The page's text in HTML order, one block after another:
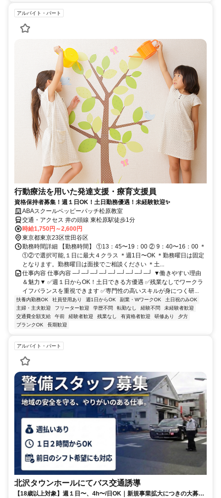
アルバイト・パート
行動療法を用いた発達支援・療育支援員
資格保持者募集！週１日OK！土日勤務優遇！未経験歓迎✨
ABAスクールペッピーパッチ松原教室
交通・アクセス 井の頭線 東松原駅徒歩1分
時給1,750円～2,600円
東京都東京23区世田谷区
勤務時間詳細 【勤務時間】 ①13：45〜19：00 ② 9：40〜16：00 ＊
①②で選択可能,１日に最大４クラス ＊週1日〜OK ＊勤務曜日は固定
となります。勤務曜日は面接でご相談ください ＊土...
仕事内容 仕事内容 ─┘─┘─┘─┘─┘─┘─┘─┘─┘ ▼働きやすい理由
＆魅力▼ ✅週１日からOK！土日できる方優遇 ✅残業なしでワークラ
イフバランスを重視できます ✅専門性の高いスキルが身につく研...
扶養内勤務OK 社員登用あり 週1日からOK 副業・WワークOK
土日祝のみOK
主婦・主夫歓迎
フリーター歓迎 学歴不問 転勤なし 経験不問
未経験者歓迎
交通費全額支給
午前 経験者歓迎 残業なし 有資格者歓迎 研修あり
夕方
ブランクOK
長期歓迎
アルバイト・パート
北沢タウンホールにてバス交通誘導
【18歳以上対象】週１日〜、4h〜/日OK｜新規事業拡大につきの大募集